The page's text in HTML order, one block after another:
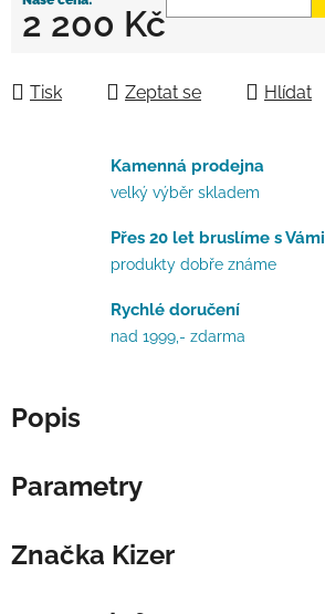
2 200 Kč
Tisk Zeptat se Hlídat
Kamenná prodejna
velký výběr skladem
Přes 20 let bruslíme s Vámi
produkty dobře známe
Rychlé doručení
nad 1999,- zdarma
Popis
Parametry
Značka Kizer